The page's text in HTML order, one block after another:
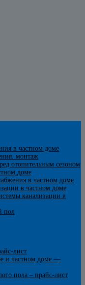
в частном доме
монтаж
отопительным сезоном
доме
в частном доме
в частном доме
канализации в
пол
лист
и частном доме —
пола – прайс-лист